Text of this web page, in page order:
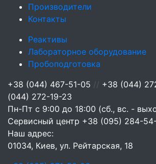
Производители
Контакты
Реактивы
Лабораторное оборудование
Пробоподготовка
+38 (044) 467-51-05 // +38 (044)
(044) 272-19-23
Пн-Пт с 9:00 до 18:00 (сб., вс. -
Сервисный центр +38 (095) 284-
Наш адрес:
01034, Киев, ул. Рейтарская, 18